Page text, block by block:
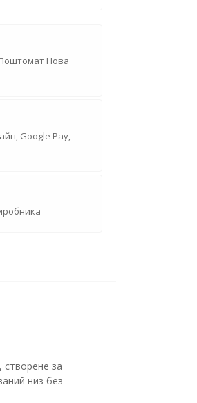
Нова
Google Pay,
створене за
низ без